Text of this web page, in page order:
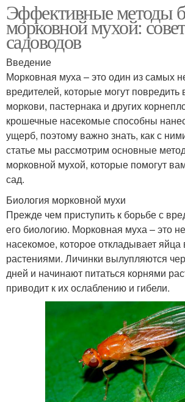
Эффективные методы
морковной мухой:
садоводов
Введение
Морковная муха – это один из самых
вредителей, которые могут
моркови, пастернака и других
крошечные насекомые способны
ущерб, поэтому важно знать, как с
статье мы рассмотрим основные
морковной мухой, которые помогут
сад.
Биология морковной мухи
Прежде чем приступить к борьбе с
его биологию. Морковная муха – это
насекомое, которое откладывает
растениями. Личинки вылупляются
дней и начинают питаться корнями
приводит к их ослаблению и гибели.